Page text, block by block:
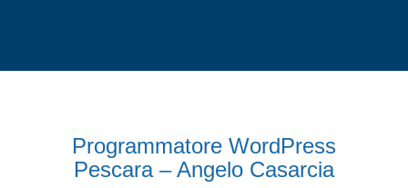
Programmatore WordPress
Pescara – Angelo Casarcia